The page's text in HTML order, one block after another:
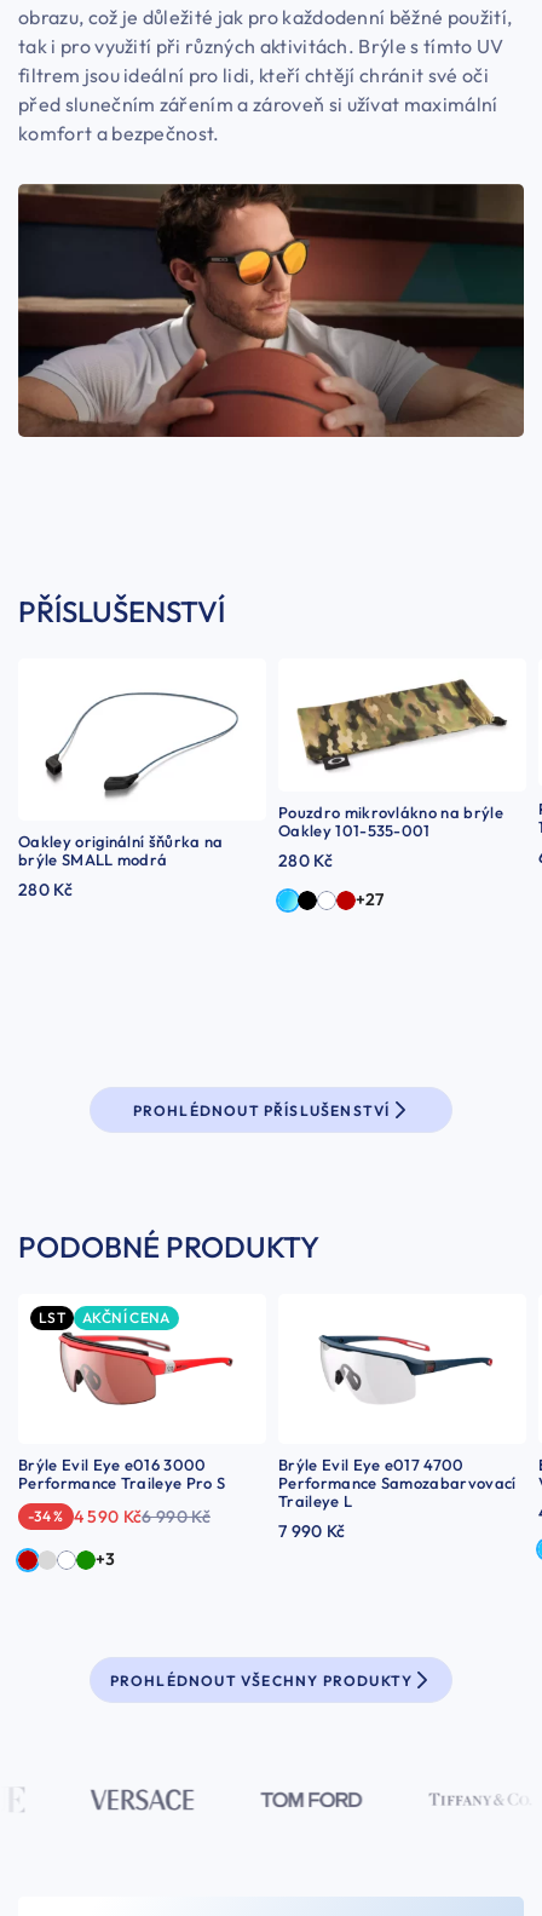
obrazu, což je důležité jak pro každodenní běžné použití,
tak i pro využití při různých aktivitách. Brýle s tímto UV
filtrem jsou ideální pro lidi, kteří chtějí chránit své oči
před slunečním zářením a zároveň si užívat maximální
komfort a bezpečnost.
PŘÍSLUŠENSTVÍ
Oakley originální šňůrka na
brýle SMALL modrá
280 Kč
Pouzdro mikrovlákno na brýle
Oakley 101-535-001
280 Kč
+27
PROHLÉDNOUT PŘÍSLUŠENSTVÍ
PODOBNÉ PRODUKTY
LST AKČNÍ CENA
Brýle Evil Eye e016 3000
Performance Traileye Pro S
-34 % 4 590 Kč6 990 Kč
+3
Brýle Evil Eye e017 4700
Performance Samozabarvovací
Traileye L
7 990 Kč
PROHLÉDNOUT VŠECHNY PRODUKTY